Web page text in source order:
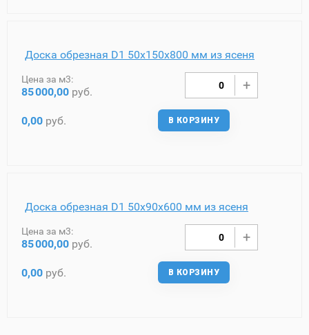
Доска обрезная D1 50х150х800 мм из ясеня
Цена за м3:
85000,00 руб.
0,00 руб. В КОРЗИНУ
Доска обрезная D1 50х90х600 мм из ясеня
Цена за м3:
85000,00 руб.
0,00 руб. В КОРЗИНУ